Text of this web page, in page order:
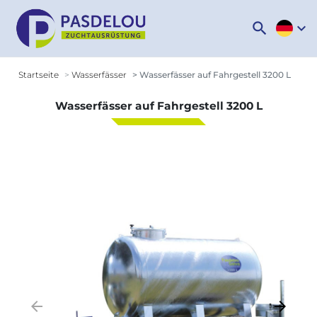
search expand_more
Startseite Wasserfässer Wasserfässer auf Fahrgestell 3200 L
Wasserfässer auf Fahrgestell 3200 L
Zurück
arrow_backward Weiter
arrow_forward